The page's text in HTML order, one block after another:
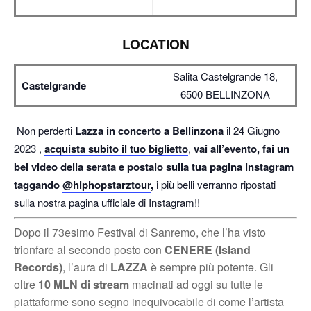
LOCATION
Castelgrande
Salita Castelgrande 18,
6500 BELLINZONA
Non perderti Lazza in concerto a Bellinzonail 24 Giugno
2023 , acquista subito il tuo biglietto, vai all’evento, fai un
bel video della serata e postalo sulla tua pagina instagram
taggando@hiphopstarztour,i più belli verranno ripostati
sulla nostra pagina ufficiale di Instagram!!
Dopo il 73esimo Festival di Sanremo, che l’ha visto
trionfare al secondo posto con CENERE (Island
Records), l’aura di LAZZA è sempre più potente. Gli
oltre 10 MLN di stream macinati ad oggi su tutte le
piattaforme sono segno inequivocabile di come l’artista